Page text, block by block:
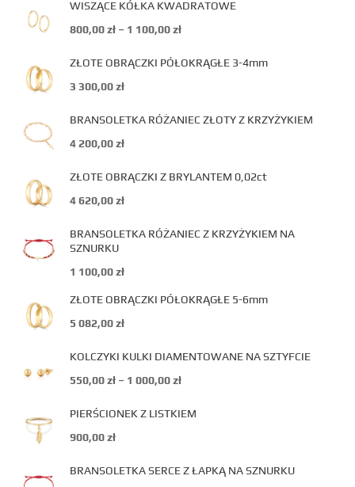
WISZĄCE KÓŁKA KWADRATOWE
800,00zł – 1 100,00zł
ZŁOTE OBRĄCZKI PÓŁOKRĄGŁE 3-4mm
3 300,00zł
BRANSOLETKA RÓŻANIEC ZŁOTY Z KRZYŻYKIEM
4 200,00zł
ZŁOTE OBRĄCZKI Z BRYLANTEM 0,02ct
4 620,00zł
BRANSOLETKA RÓŻANIEC Z KRZYŻYKIEM NA
SZNURKU
1 100,00zł
ZŁOTE OBRĄCZKI PÓŁOKRĄGŁE 5-6mm
5 082,00zł
KOLCZYKI KULKI DIAMENTOWANE NA SZTYFCIE
550,00zł – 1 000,00zł
PIERŚCIONEK Z LISTKIEM
900,00zł
BRANSOLETKA SERCE Z ŁAPKĄ NA SZNURKU